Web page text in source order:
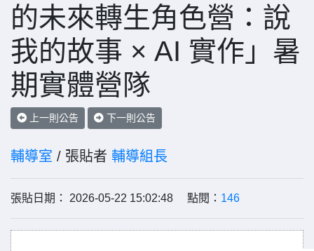
的未來轉生角色營：說
我的故事 × AI 實作」暑
期實體營隊
上一則公告 下一則公告
輔導室 / 張貼者 輔導組長
張貼日期： 2026-05-22 15:02:48 點閱： 146